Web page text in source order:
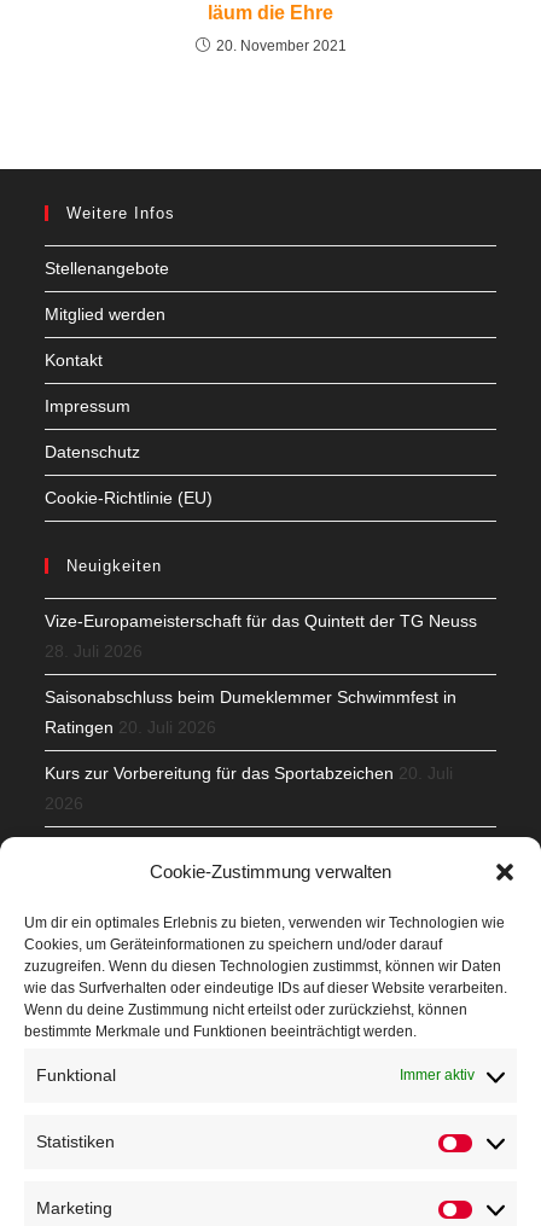
Cookie-Zustimmung verwalten
Um dir ein optimales Erlebnis zu bieten, verwenden wir Technologien wie
Cookies, um Geräteinformationen zu speichern und/oder darauf
zuzugreifen. Wenn du diesen Technologien zustimmst, können wir Daten
wie das Surfverhalten oder eindeutige IDs auf dieser Website verarbeiten.
Wenn du deine Zustimmung nicht erteilst oder zurückziehst, können
bestimmte Merkmale und Funktionen beeinträchtigt werden.
Funktional Immer aktiv
Statistiken
Marketing
lä­um die Eh­re
20. November 2021
Weitere Infos
Stellenangebote
Mitglied werden
Kontakt
Impressum
Datenschutz
Cookie-Richtlinie (EU)
Neuigkeiten
Vize-Europameisterschaft für das Quintett der TG Neuss
28. Juli 2026
Saisonabschluss beim Dumeklemmer Schwimmfest in
Ratingen 20. Juli 2026
Kurs zur Vorbereitung für das Sportabzeichen 20. Juli
2026
Veranstaltungen
Höffner Run
Kindersportfest